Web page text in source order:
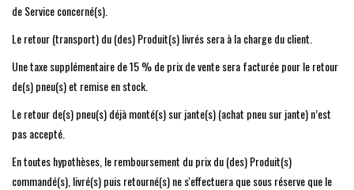
de Service concerné(s).
Le retour (transport) du (des) Produit(s) livrés sera à la charge du client.
Une taxe supplémentaire de 15 % de prix de vente sera facturée pour le retour
de(s) pneu(s) et remise en stock.
Le retour de(s) pneu(s) déjà monté(s) sur jante(s) (achat pneu sur jante) n’est
pas accepté.
En toutes hypothèses, le remboursement du prix du (des) Produit(s)
commandé(s), livré(s) puis retourné(s) ne s'effectuera que sous réserve que le